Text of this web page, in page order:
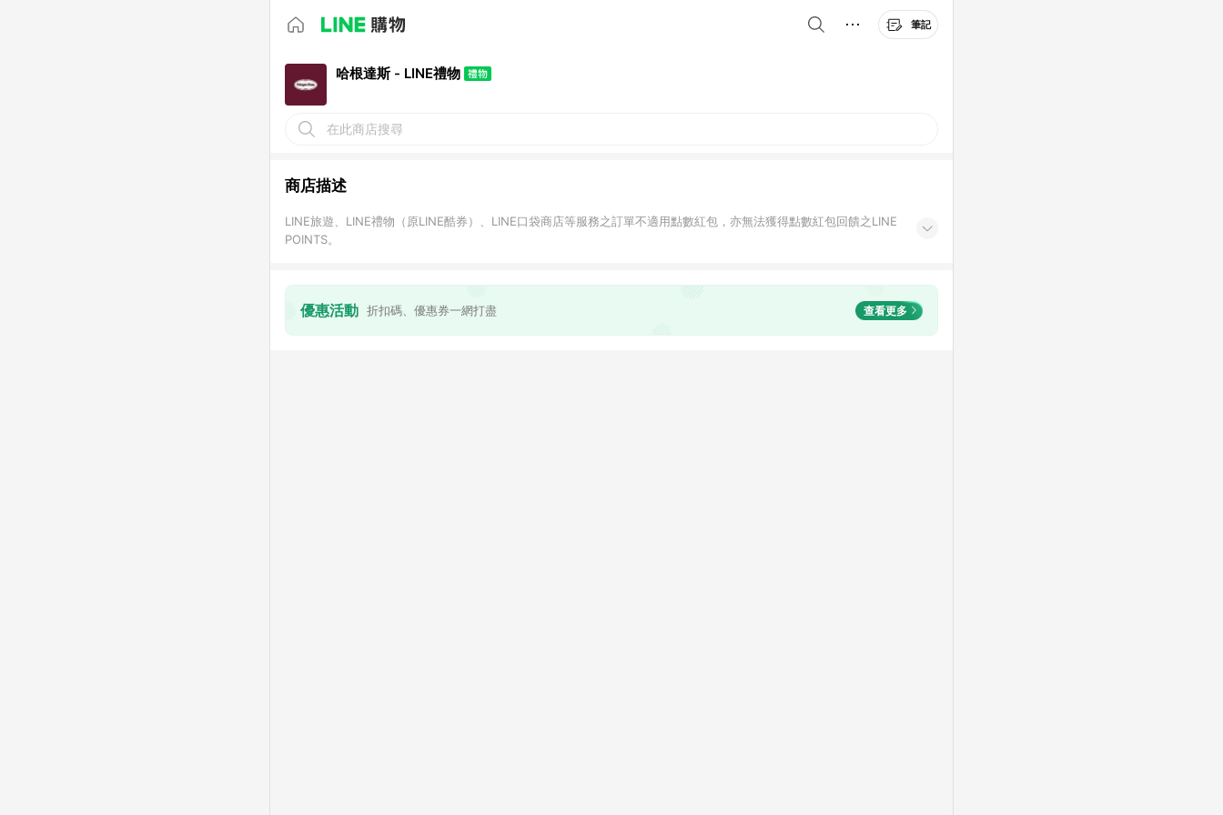
筆記
哈根達斯 - LINE禮物
在此商店搜尋
商店描述
LINE旅遊、LINE禮物（原LINE酷券）、LINE口袋商店等服務之訂單不適用點數紅包，亦無法獲得點數紅包回饋之LINE
POINTS。
優惠活動 折扣碼、優惠券一網打盡 查看更多